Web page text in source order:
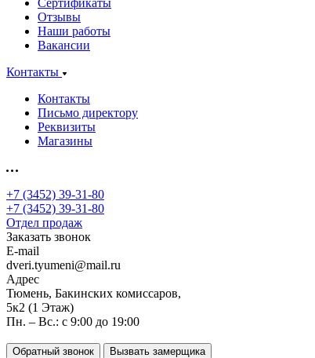
Сертификаты
Отзывы
Наши работы
Вакансии
Контакты
Контакты
Письмо директору
Реквизиты
Магазины
+7 (3452) 39-31-80
+7 (3452) 39-31-80
Отдел продаж
Заказать звонок
E-mail
dveri.tyumeni@mail.ru
Адрес
Тюмень, Бакинских комиссаров,
5к2 (1 Этаж)
Пн. – Вс.: с 9:00 до 19:00
Обратный звонок Вызвать замерщика